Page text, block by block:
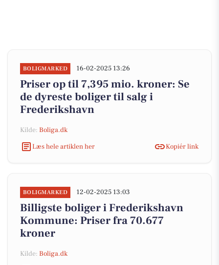
BOLIGMARKED 16-02-2025 13:26
Priser op til 7,395 mio. kroner: Se
de dyreste boliger til salg i
Frederikshavn
Kilde: Boliga.dk
Læs hele artiklen her
Kopiér link
BOLIGMARKED 12-02-2025 13:03
Billigste boliger i Frederikshavn
Kommune: Priser fra 70.677
kroner
Kilde: Boliga.dk